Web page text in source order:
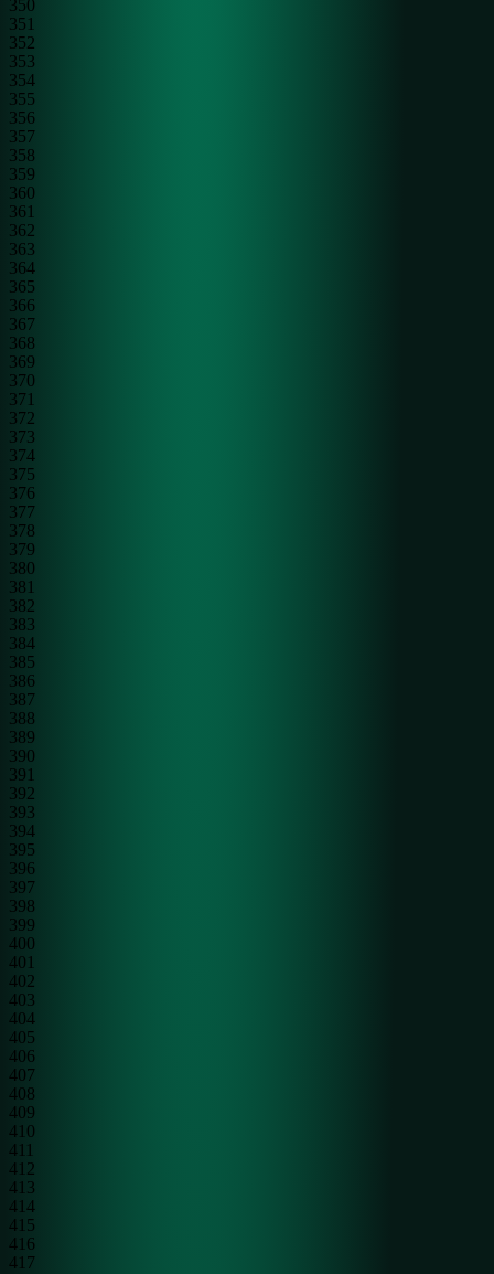
350
351
352
353
354
355
356
357
358
359
360
361
362
363
364
365
366
367
368
369
370
371
372
373
374
375
376
377
378
379
380
381
382
383
384
385
386
387
388
389
390
391
392
393
394
395
396
397
398
399
400
401
402
403
404
405
406
407
408
409
410
411
412
413
414
415
416
417